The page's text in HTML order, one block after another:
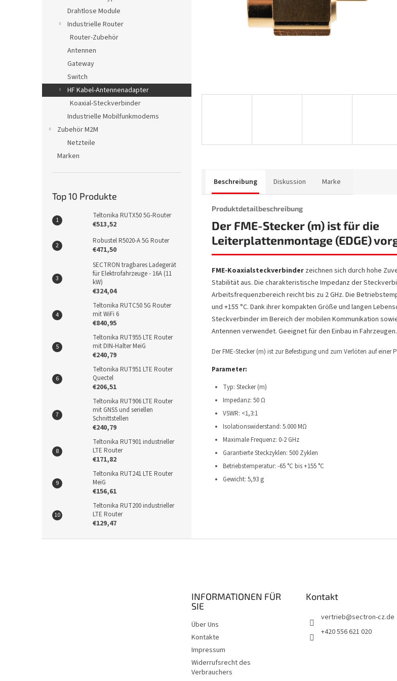
Drahtlose Module
Industrielle Router
Router-Zubehör
Antennen
Gateway
Switch
HF Kabel-Antennenadapter
Koaxial-Steckverbinder
Industrielle Mobilfunkmodems
Zubehör M2M
Netzteile
Marken
Top 10 Produkte
Teltonika RUTX50 5G-Router
€513,52
Robustel R5020-A 5G Router
€471,50
SECTRON tragbares Ladegerät
für Elektrofahrzeuge - 16A (11
kW)
€324,04
Teltonika RUTC50 5G Router
mit WiFi 6
€840,95
Teltonika RUT955 LTE Router
mit DIN-Halter MeiG
€240,79
Teltonika RUT951 LTE Router
Quectel
€206,51
Teltonika RUT906 LTE Router
mit GNSS und seriellen
Schnittstellen
€240,79
Teltonika RUT901 industrieller
LTE Router
€171,82
Teltonika RUT241 LTE Router
MeiG
€156,61
Teltonika RUT200 industrieller
LTE Router
€129,47
Beschreibung Diskussion Marke
Produktdetailbeschreibung
Der FME-Stecker (m) ist für die
Leiterplattenmontage (EDGE)
FME-Koaxialsteckverbinder zeichnen sich durch hohe
Stabilität aus. Die charakteristische Impedanz der
Arbeitsfrequenzbereich reicht bis zu 2 GHz. Die
und +155 °C. Dank ihrer kompakten Größe und langen
Steckverbinder im Bereich der mobilen Kommunikation
Antennen verwendet. Geeignet für den Einbau in Fahrzeugen.
Der FME-Stecker (m) ist zur Befestigung und zum Verlöten auf einer
Parameter:
Typ: Stecker (m)
Impedanz: 50 Ω
VSWR: <1,3:1
Isolationswiderstand: 5.000 MΩ
Maximale Frequenz: 0-2 GHz
Garantierte Steckzyklen: 500 Zyklen
Betriebstemperatur: -65 °C bis +155 °C
Gewicht: 5,93 g
INFORMATIONEN FÜR
SIE
Über Uns
Kontakte
Impressum
Widerrufsrecht des
Verbrauchers
Kontakt
vertrieb@sectron-cz.de
+420 556 621 020